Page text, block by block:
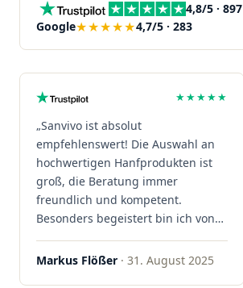
4,8/5 · 897
Google★★★★★4,7/5 · 283
★★★★★
„Sanvivo ist absolut
empfehlenswert! Die Auswahl an
hochwertigen Hanfprodukten ist
groß, die Beratung immer
freundlich und kompetent.
Besonders begeistert bin ich von
der schnellen Rezeptannahme –
alles läuft unkompliziert und
Markus Flößer · 31. August 2025